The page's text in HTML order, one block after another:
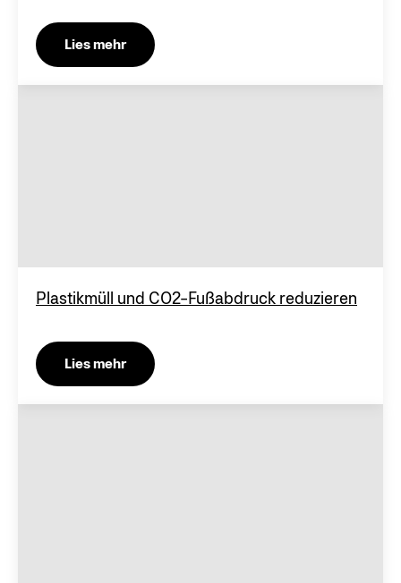
Lies mehr
Plastikmüll und CO2-Fußabdruck reduzieren
Lies mehr